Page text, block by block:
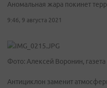
Аномальная жара покинет
9:46, 9 августа 2021
Фото: Алексей Воронин,
Антициклон заменит